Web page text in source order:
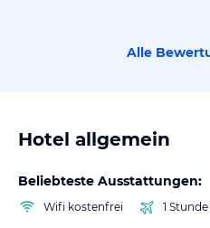
Alle
Hotel allgemein
Beliebteste Ausstattungen:
Wifi kostenfrei 1